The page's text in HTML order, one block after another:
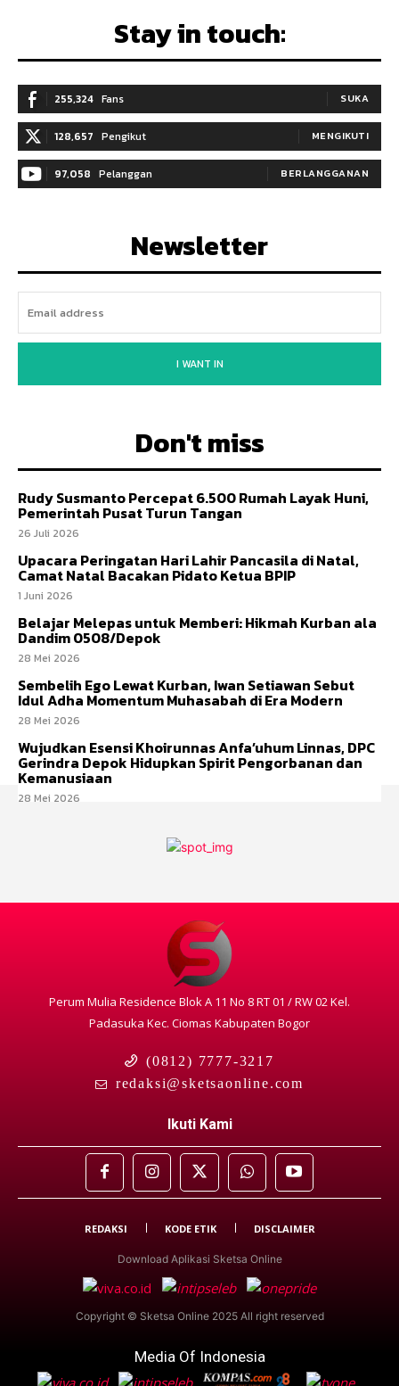
Stay in touch:
255,324 Fans SUKA
128,657 Pengikut MENGIKUTI
97,058 Pelanggan BERLANGGANAN
Newsletter
I WANT IN
Don't miss
Rudy Susmanto Percepat 6.500 Rumah Layak Huni,
Pemerintah Pusat Turun Tangan
26 Juli 2026
Upacara Peringatan Hari Lahir Pancasila di Natal,
Camat Natal Bacakan Pidato Ketua BPIP
1 Juni 2026
Belajar Melepas untuk Memberi: Hikmah Kurban ala
Dandim 0508/Depok
28 Mei 2026
Sembelih Ego Lewat Kurban, Iwan Setiawan Sebut
Idul Adha Momentum Muhasabah di Era Modern
28 Mei 2026
Wujudkan Esensi Khoirunnas Anfa’uhum Linnas, DPC
Gerindra Depok Hidupkan Spirit Pengorbanan dan
Kemanusiaan
28 Mei 2026
Perum Mulia Residence Blok A 11 No 8 RT 01 / RW 02 Kel.
Padasuka Kec. Ciomas Kabupaten Bogor
(0812) 7777-3217
redaksi@sketsaonline.com
Ikuti Kami
REDAKSI KODE ETIK DISCLAIMER
Download Aplikasi Sketsa Online
Copyright © Sketsa Online 2025 All right reserved
Media Of Indonesia